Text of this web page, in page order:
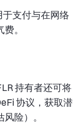
支付与在网络
。
持有者还可将
协议，获取潜
险）。